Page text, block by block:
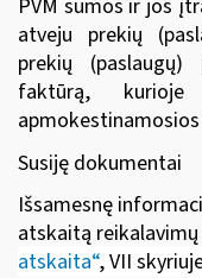
PVM sumos ir jos
atveju prekių
prekių
faktūrą,
Susiję dokumentai
Išsamesnę
atskaitą
atskaita“, VII